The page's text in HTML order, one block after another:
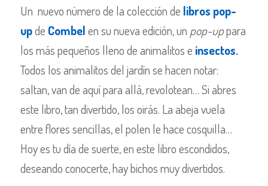
Un nuevo número de la colección de libros pop-
upde Combelen su nueva edición,un pop-uppara
los más pequeños lleno de animalitos e insectos.
Todos los animalitos del jardín se hacen notar:
saltan, van de aquí para allá, revolotean… Si abres
este libro, tan divertido, los oirás. La abeja vuela
entre flores sencillas, el polen le hace cosquilla…
Hoy es tu día de suerte, en este libro escondidos,
deseando conocerte, hay bichos muy divertidos.